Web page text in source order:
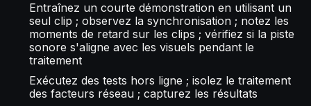
Entraînez un courte démonstration en utilisant un
seul clip ; observez la synchronisation ; notez les
moments de retard sur les clips ; vérifiez si la piste
sonore s'aligne avec les visuels pendant le
traitement
Exécutez des tests hors ligne ; isolez le traitement
des facteurs réseau ; capturez les résultats